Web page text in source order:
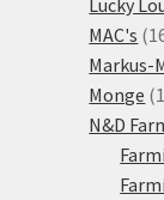
MAC's
Markus-
Monge
N&D